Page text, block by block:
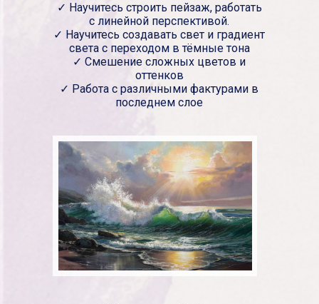
✓ Научитесь строить пейзаж, работать
с линейной перспективой.
✓ Научитесь создавать свет и градиент
света с переходом в тёмные тона
✓ Смешение сложных цветов и
оттенков
✓ Работа с различными фактурами в
последнем слое